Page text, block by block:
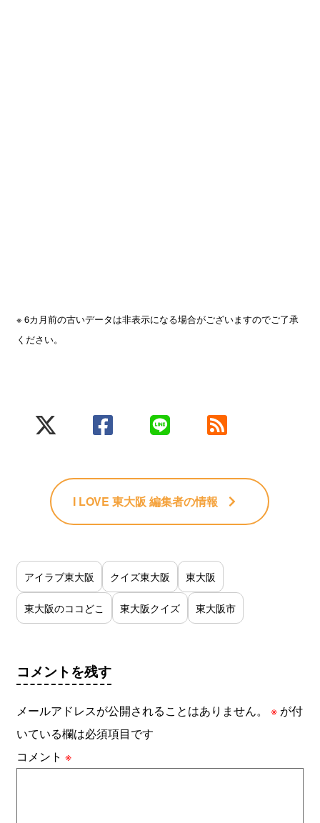
※ 6カ月前の古いデータは非表示になる場合がございますのでご了承
ください。
I LOVE 東大阪 編集者の情報
アイラブ東大阪 クイズ東大阪 東大阪
東大阪のココどこ 東大阪クイズ 東大阪市
コメントを残す
メールアドレスが公開されることはありません。 ※ が付
いている欄は必須項目です
コメント※